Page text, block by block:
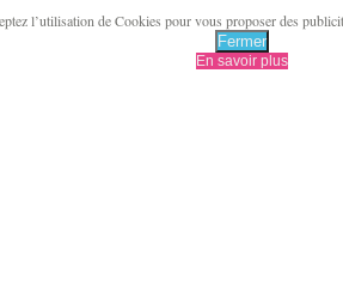
l’utilisation de Cookies pour vous proposer des
Fermer
En savoir plus